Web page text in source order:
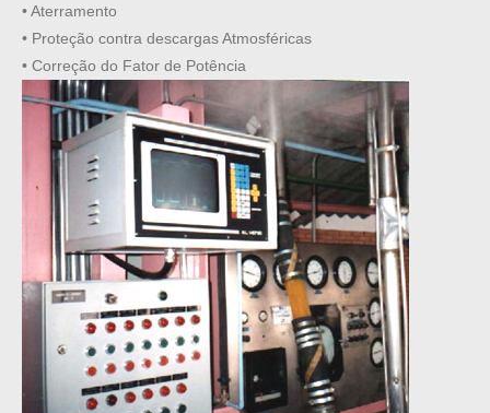
• Aterramento
• Proteção contra descargas Atmosféricas
• Correção do Fator de Potência